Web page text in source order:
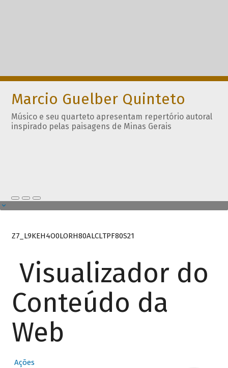
Marcio Guelber Quinteto
Músico e seu quarteto apresentam repertório autoral
inspirado pelas paisagens de Minas Gerais
Z7_L9KEH4O0LORH80ALCLTPF80S21
Visualizador do
Conteúdo da
Web
Ações